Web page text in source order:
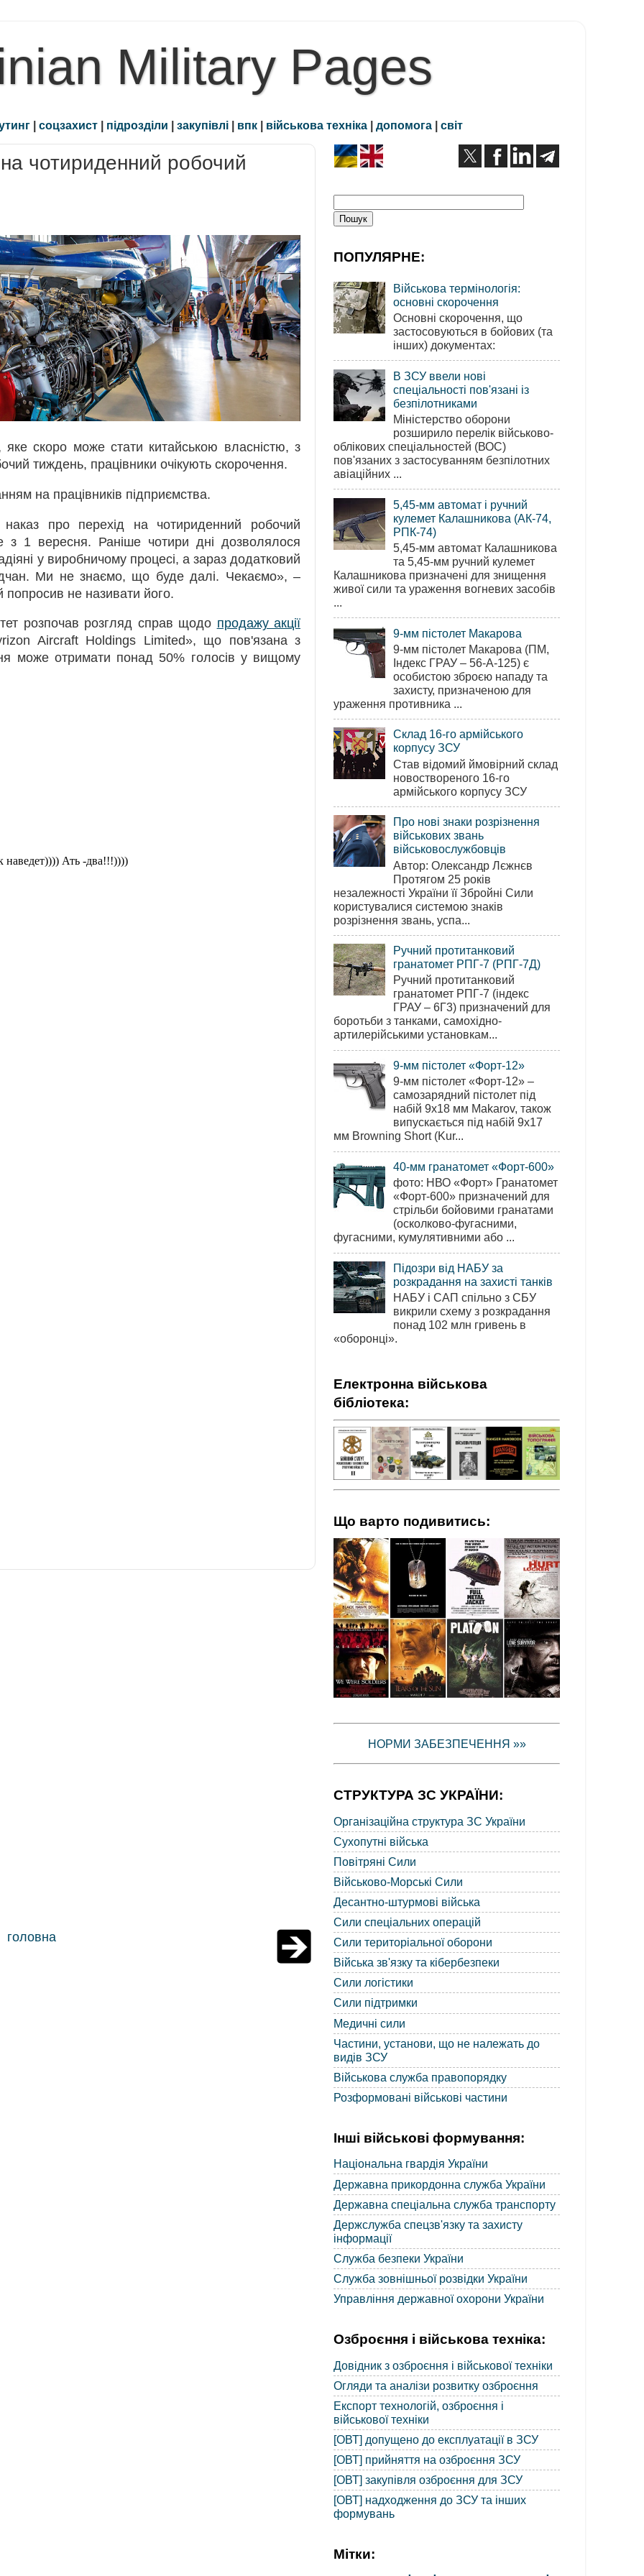
Military Pages
| соцзахист | підрозділи | закупівлі | впк | військова техніка | допомога | світ
чотириденний робочий
яке скоро може стати китайською власністю, з
тиждень, працівники очікують скорочення.
на працівників підприємства.
про перехід на чотириденний робочий
1 вересня. Раніше чотири дні дозволялося
у виробничому процесі, а зараз додатковий
Ми не знаємо, що буде далі. Чекаємо», –
попросив не називати його.
розпочав розгляд справ щодо продажу акції
Aircraft Holdings Limited», що пов'язана з
може отримати понад 50% голосів у вищому
головна
ПОПУЛЯРНЕ:
Військова термінологія:
основні скорочення
Основні скорочення, що
застосовуються в бойових (та
інших) документах:
В ЗСУ ввели нові
спеціальності пов'язані із
безпілотниками
Міністерство оборони
розширило перелік військово-
облікових спеціальностей (ВОС)
пов'язаних з застосуванням безпілотних
авіаційних ...
5,45-мм автомат і ручний
кулемет Калашникова (АК-74,
РПК-74)
5,45-мм автомат Калашникова
та 5,45-мм ручний кулемет
Калашникова призначені для знищення
живої сили та ураження вогневих засобів
...
9-мм пістолет Макарова
9-мм пістолет Макарова (ПМ,
Індекс ГРАУ – 56-А-125) є
особистою зброєю нападу та
захисту, призначеною для
ураження противника ...
Склад 16-го армійського
корпусу ЗСУ
Став відомий ймовірний склад
новоствореного 16-го
армійського корпусу ЗСУ
Про нові знаки розрізнення
військових звань
військовослужбовців
Автор: Олександр Лєжнєв
Протягом 25 років
незалежності України її Збройні Сили
користувалися системою знаків
розрізнення звань, успа...
Ручний протитанковий
гранатомет РПГ-7 (РПГ-7Д)
Ручний протитанковий
гранатомет РПГ-7 (індекс
ГРАУ – 6Г3) призначений для
боротьби з танками, самохідно-
артилерійськими установкам...
9-мм пістолет «Форт-12»
9-мм пістолет «Форт-12» –
самозарядний пістолет під
набій 9х18 мм Makarov, також
випускається під набій 9х17
мм Browning Short (Kur...
40-мм гранатомет «Форт-600»
фото: НВО «Форт» Гранатомет
«Форт-600» призначений для
стрільби бойовими гранатами
(осколково-фугасними,
фугасними, кумулятивними або ...
Підозри від НАБУ за
розкрадання на захисті танків
НАБУ і САП спільно з СБУ
викрили схему з розкрадання
понад 102 млн гривень в
«оборонці».
Електронна військова
бібліотека:
Що варто подивитись:
НОРМИ ЗАБЕЗПЕЧЕННЯ »»
СТРУКТУРА ЗС УКРАЇНИ:
Організаційна структура ЗС України
Сухопутні війська
Повітряні Сили
Військово-Морські Сили
Десантно-штурмові війська
Сили спеціальних операцій
Сили територіальної оборони
Війська зв'язку та кібербезпеки
Сили логістики
Сили підтримки
Медичні сили
Частини, установи, що не належать до
видів ЗСУ
Військова служба правопорядку
Розформовані військові частини
Інші військові формування:
Національна гвардія України
Державна прикордонна служба України
Державна спеціальна служба транспорту
Держслужба спецзв'язку та захисту
інформації
Служба безпеки України
Служба зовнішньої розвідки України
Управління державної охорони України
Озброєння і військова техніка:
Довідник з озброєння і військової техніки
Огляди та аналізи розвитку озброєння
Експорт технологій, озброєння і
військової техніки
[ОВТ] допущено до експлуатації в ЗСУ
[ОВТ] прийняття на озброєння ЗСУ
[ОВТ] закупівля озброєння для ЗСУ
[ОВТ] надходження до ЗСУ та інших
формувань
Мітки: